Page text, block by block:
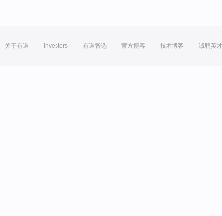
关于有道 Investors 有道智选 官方博客 技术博客 诚聘英才